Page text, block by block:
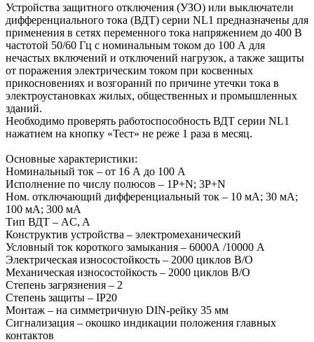
Устройства защитного отключения (УЗО) или выключатели
дифференциального тока (ВДТ) серии NL1 предназначены для
применения в сетях переменного тока напряжением до 400 В
частотой 50/60 Гц с номинальным током до 100 А для
нечастых включений и отключений нагрузок, а также защиты
от поражения электрическим током при косвенных
прикосновениях и возгораний по причине утечки тока в
электроустановках жилых, общественных и промышленных
зданий.
Необходимо проверять работоспособность ВДТ серии NL1
нажатием на кнопку «Тест» не реже 1 раза в месяц.
Основные характеристики:
Номинальный ток – от 16 А до 100 А
Исполнение по числу полюсов – 1P+N; 3P+N
Ном. отключающий дифференциальный ток – 10 мA; 30 мA;
100 мA; 300 мA
Тип ВДТ – AC, A
Конструктив устройства – электромеханический
Условный ток короткого замыкания – 6000А /10000 А
Электрическая износостойкость – 2000 циклов В/О
Механическая износостойкость – 2000 циклов В/О
Степень загрязнения – 2
Степень защиты – IP20
Монтаж – на симметричную DIN-рейку 35 мм
Сигнализация – окошко индикации положения главных
контактов